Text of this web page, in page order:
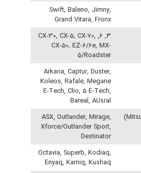
Swift, Baleno, Jimny,
Grand Vitara, Fronx
3, 6, CX-30, CX-5, CX-70,
CX-50, EZ-6/6e, MX-
5/Roadster
Arkana, Captur, Duster,
Koleos, Rafale, Megane
E-Tech, Clio, 5 E-Tech,
Bareal, AUsral
ASX, Outlander, Mirage,
Xforce/Outlander Sport,
Destinator
Octavia, Superb, Kodiaq,
Enyaq, Kamiq, Kushaq